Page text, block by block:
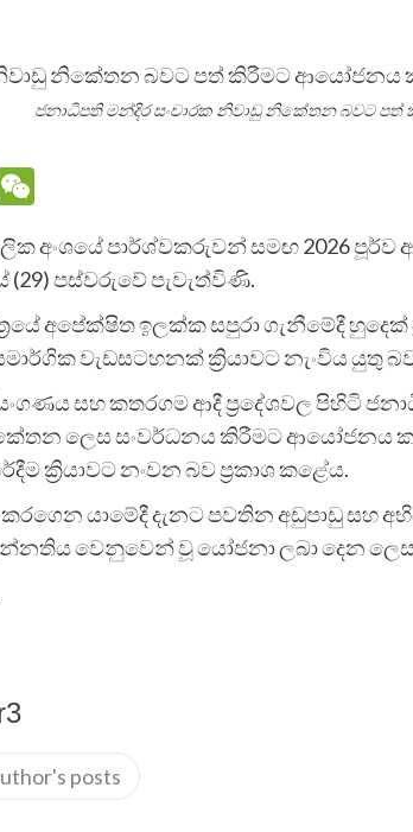
ජනාධිපති මන්දිර සංචාරක නිවාඩු නිකේතන බවට
WeChat
අංශයේ පාර්ශ්වකරුවන් සමඟ 2026 පූර්ව
(29) පස්වරුවේ පැවැත්විණි.
අපේක්ෂිත ඉලක්ක සපුරා ගැනීමේදී
වැඩසටහනක් ක්‍රියාවට නැංවිය යුතු
සහ කතරගම ආදී ප්‍රදේශවල පිහිටි
ලෙස සංවර්ධනය කිරීමට ආයෝජනය
ක්‍රියාවට නංවන බව ප්‍රකාශ කළේය.
යාමේදී දැනට පවතින අඩුපාඩු සහ
වෙනුවෙන් වූ යෝජනා ලබා දෙන
posts